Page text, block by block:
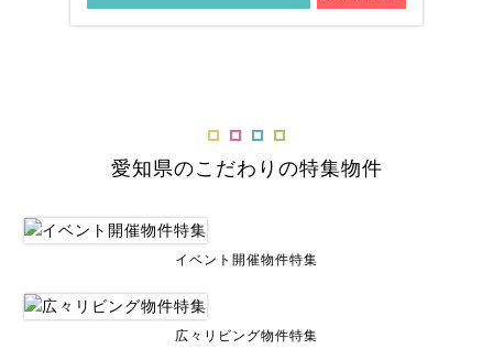
愛知県のこだわりの特集物件
イベント開催物件特集
広々リビング物件特集